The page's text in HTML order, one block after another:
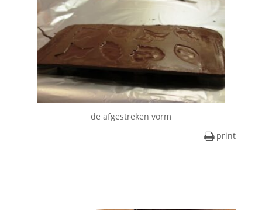
de afgestreken vorm
print